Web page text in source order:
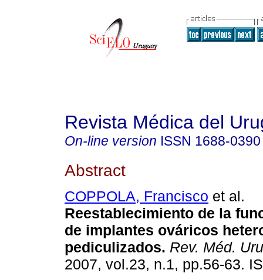
Revista Médica del
On-line version ISSN 1688-0390
Abstract
COPPOLA, Francisco et al.
Reestablecimiento de la
de implantes ováricos
pediculizados. Rev. Méd.
2007, vol.23, n.1, pp.56-63.